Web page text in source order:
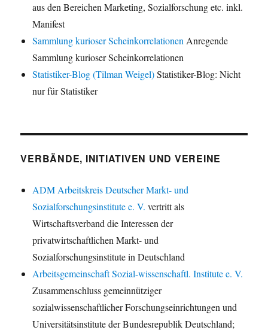
aus den Bereichen Marketing, Sozialforschung etc. inkl.
Manifest
Sammlung kurioser Scheinkorrelationen Anregende
Sammlung kurioser Scheinkorrelationen
Statistiker-Blog (Tilman Weigel)Statistiker-Blog: Nicht
nur für Statistiker
VERBÄNDE, INITIATIVEN UND VEREINE
ADM Arbeitskreis Deutscher Markt- und
Sozialforschungsinstitute e. V. vertritt als
Wirtschaftsverband die Interessen der
privatwirtschaftlichen Markt- und
Sozialforschungsinstitute in Deutschland
Arbeitsgemeinschaft Sozial-wissenschaftl. Institute e. V.
Zusammenschluss gemeinnütziger
sozialwissenschaftlicher Forschungseinrichtungen und
Universitätsinstitute der Bundesrepublik Deutschland;